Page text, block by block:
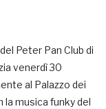
Peter Pan Club di
venerdì 30
al Palazzo dei
la musica funky del